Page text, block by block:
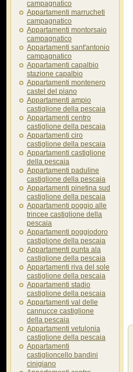
campagnatico
Appartamenti marrucheti
campagnatico
Appartamenti montorsaio
campagnatico
Appartamenti sant'antonio
campagnatico
Appartamenti capalbio
stazione capalbio
Appartamenti montenero
castel del piano
Appartamenti ampio
castiglione della pescaia
Appartamenti centro
castiglione della pescaia
Appartamenti ciro
castiglione della pescaia
Appartamenti castiglione
della pescaia
Appartamenti paduline
castiglione della pescaia
Appartamenti pinetina sud
castiglione della pescaia
Appartamenti poggio alle
trincee castiglione della
pescaia
Appartamenti poggiodoro
castiglione della pescaia
Appartamenti punta ala
castiglione della pescaia
Appartamenti riva del sole
castiglione della pescaia
Appartamenti stadio
castiglione della pescaia
Appartamenti val delle
cannucce castiglione
della pescaia
Appartamenti vetulonia
castiglione della pescaia
Appartamenti
castiglioncello bandini
cinigiano